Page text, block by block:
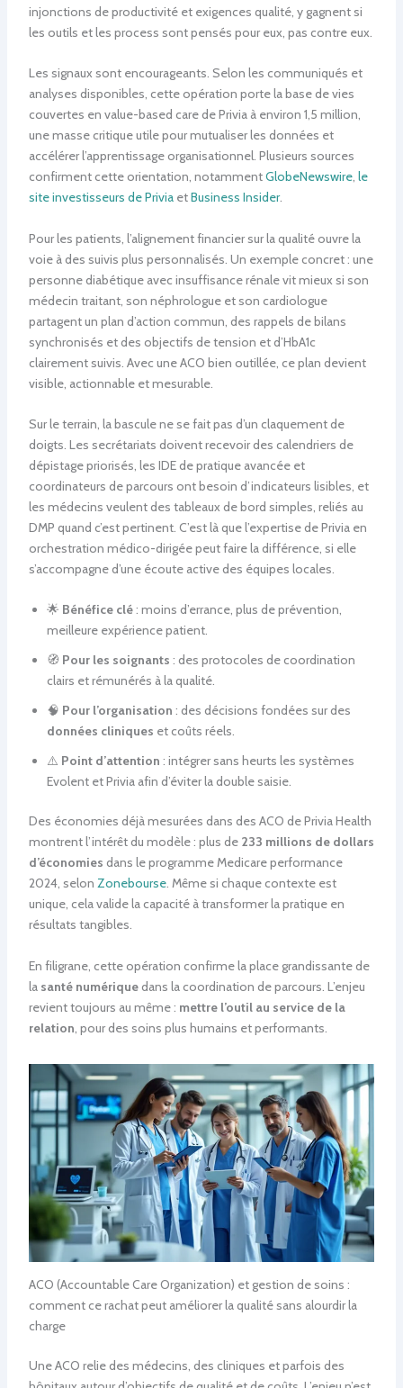
injonctions de productivité et exigences qualité, y gagnent si
les outils et les process sont pensés pour eux, pas contre eux.
Les signaux sont encourageants. Selon les communiqués et
analyses disponibles, cette opération porte la base de vies
couvertes en value-based care de Privia à environ 1,5 million,
une masse critique utile pour mutualiser les données et
accélérer l’apprentissage organisationnel. Plusieurs sources
confirment cette orientation, notammentGlobeNewswire, le
site investisseurs de PriviaetBusiness Insider.
Pour les patients, l’alignement financier sur la qualité ouvre la
voie à des suivis plus personnalisés. Un exemple concret : une
personne diabétique avec insuffisance rénale vit mieux si son
médecin traitant, son néphrologue et son cardiologue
partagent un plan d’action commun, des rappels de bilans
synchronisés et des objectifs de tension et d’HbA1c
clairement suivis. Avec une ACO bien outillée, ce plan devient
visible, actionnable et mesurable.
Sur le terrain, la bascule ne se fait pas d’un claquement de
doigts. Les secrétariats doivent recevoir des calendriers de
dépistage priorisés, les IDE de pratique avancée et
coordinateurs de parcours ont besoin d’indicateurs lisibles, et
les médecins veulent des tableaux de bord simples, reliés au
DMP quand c’est pertinent. C’est là que l’expertise de Privia en
orchestration médico-dirigée peut faire la différence, si elle
s’accompagne d’une écoute active des équipes locales.
🌟 Bénéfice clé: moins d’errance, plus de prévention,
meilleure expérience patient.
🧭 Pour les soignants : des protocoles de coordination
clairs et rémunérés à la qualité.
🧠 Pour l’organisation : des décisions fondées sur des
données cliniques et coûts réels.
⚠️ Point d’attention : intégrer sans heurts les systèmes
Evolent et Privia afin d’éviter la double saisie.
Des économies déjà mesurées dans des ACO de Privia Health
montrent l’intérêt du modèle : plus de 233 millions de dollars
d’économies dans le programme Medicare performance
2024, selon Zonebourse. Même si chaque contexte est
unique, cela valide la capacité à transformer la pratique en
résultats tangibles.
En filigrane, cette opération confirme la place grandissante de
la santé numériquedans la coordination de parcours. L’enjeu
revient toujours au même : mettre l’outil au service de la
relation, pour des soins plus humains et performants.
ACO (Accountable Care Organization) et gestion de soins :
comment ce rachat peut améliorer la qualité sans alourdir la
charge
Une ACO relie des médecins, des cliniques et parfois des